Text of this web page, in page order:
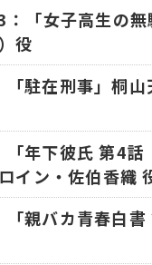
「女子高生の無
役
駐在刑事」桐山
年下彼氏 第4話
イン・佐伯香織
親バカ青春白書